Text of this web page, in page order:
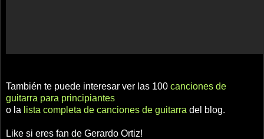
También te puede interesar ver las 100 canciones de
guitarra para principiantes
o la lista completa de canciones de guitarra del blog.
Like si eres fan de Gerardo Ortiz!